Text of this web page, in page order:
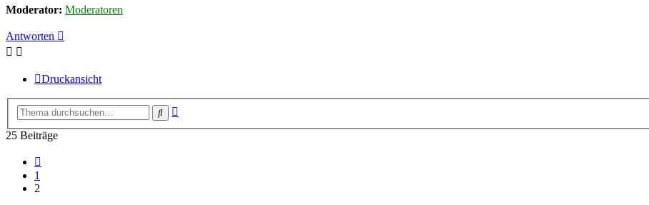
Moderator: Moderatoren
Antworten
Druckansicht
Suche
25 Beiträge
1
2